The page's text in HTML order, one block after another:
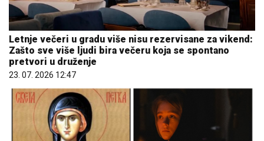
Letnje večeri u gradu više nisu rezervisane za vikend:
Zašto sve više ljudi bira večeru koja se spontano
pretvori u druženje
23. 07. 2026 12:47